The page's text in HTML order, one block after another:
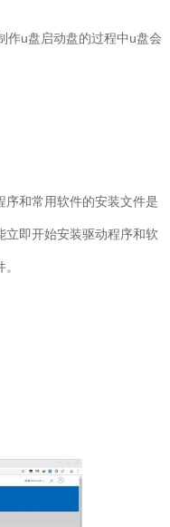
作u盘启动盘的过程中u盘会
序和常用软件的安装文件是
立即开始安装驱动程序和软